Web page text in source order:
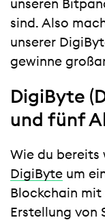
unseren
sind. Also
unserer
gewinne
DigiByte
und fünf
Wie du bereits
DigiByte um
Blockchain mit
Erstellung von